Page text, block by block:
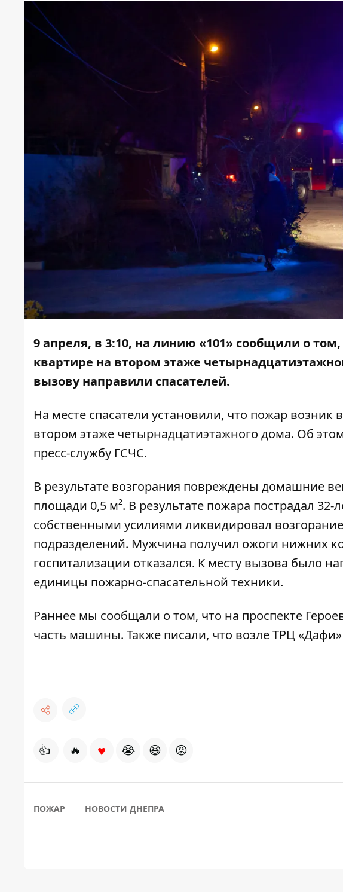
9 апреля, в 3:10, на линию «101» сообщили о
квартире на втором этаже
вызову направили спасателей.
На месте спасатели установили, что пожар
втором этаже четырнадцатиэтажного дома. Об
пресс-службу ГСЧС.
В результате возгорания повреждены домашние
площади 0,5 м². В результате пожара пострадал
собственными усилиями ликвидировал
подразделений. Мужчина получил ожоги нижних
госпитализации отказался. К месту вызова было
единицы пожарно-спасательной техники.
Раннее мы сообщали о том, что на проспекте
часть машины. Также писали, что возле ТРЦ
👍 🔥 ♥ 😭 😆 😡
ПОЖАР НОВОСТИ ДНЕПРА